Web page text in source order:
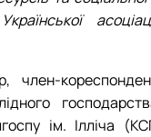
член-
ім. Ілліча